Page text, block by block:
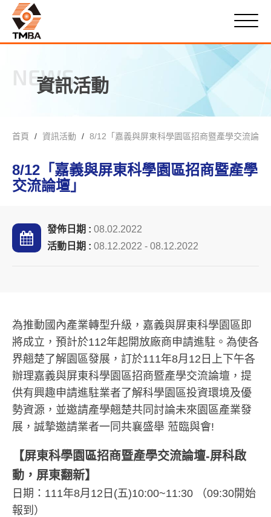
NEWS
資訊活動
首頁 資訊活動 8/12「嘉義與屏東科學園區招商暨產學交流論壇
8/12「嘉義與屏東科學園區招商暨產學
交流論壇」
發佈日期 : 08.02.2022
活動日期 : 08.12.2022 - 08.12.2022
為推動國內產業轉型升級，嘉義與屏東科學園區即
將成立，預計於112年起開放廠商申請進駐。為使各
界翹楚了解園區發展，訂於111年8月12日上下午各
辦理嘉義與屏東科學園區招商暨產學交流論壇，提
供有興趣申請進駐業者了解科學園區投資環境及優
勢資源，並邀請產學翹楚共同討論未來園區產業發
展，誠摯邀請業者一同共襄盛舉 蒞臨與會!
【屏東科學園區招商暨產學交流論壇-屏科啟
動，屏東翻新】
日期：111年8月12日(五)10:00~11:30 （09:30開始
報到）